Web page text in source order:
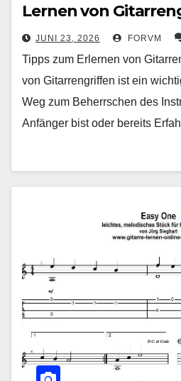
Lernen von
JUNI 23, 2026 FORVM
Tipps zum Erlernen von
von Gitarrengriffen ist ein
Weg zum Beherrschen des
Anfänger bist oder bereits